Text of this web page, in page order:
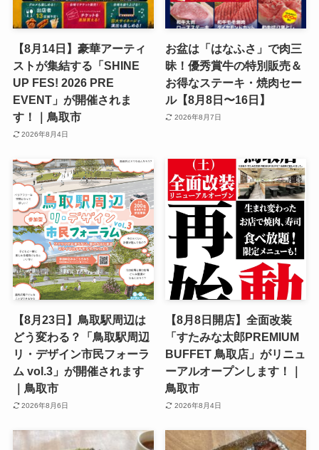
【8月14日】豪華アーティ
ストが集結する「SHINE
UP FES! 2026 PRE
EVENT」が開催されま
す！｜鳥取市
2026年8月4日
お盆は「はなふさ」で肉三
昧！優秀賞牛の特別販売＆
お得なステーキ・焼肉セー
ル【8月8日〜16日】
2026年8月7日
【8月23日】鳥取駅周辺は
どう変わる？「鳥取駅周辺
リ・デザイン市民フォーラ
ム vol.3」が開催されます
｜鳥取市
2026年8月6日
【8月8日開店】全面改装
「すたみな太郎PREMIUM
BUFFET 鳥取店」がリニュ
ーアルオープンします！｜
鳥取市
2026年8月4日